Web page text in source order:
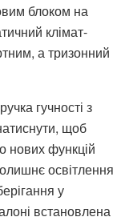
блоком на
клімат-
а тризонний
гучності з
щоб
нових функцій
освітлення
у
встановлена